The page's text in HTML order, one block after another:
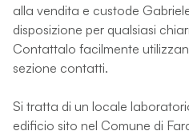
alla vendita e custode
disposizione per qualsiasi
Contattalo facilmente
sezione contatti.
Si tratta di un locale
edificio sito nel Comune di